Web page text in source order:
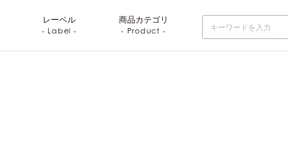
レーベル
- Label -
商品カテゴリ
- Product -